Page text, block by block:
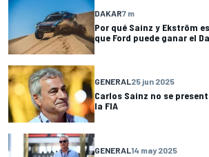
DAKAR7 m
Por qué Sainz y Ekström
que Ford puede ganar el
GENERAL25 jun 2025
Carlos Sainz no se
la FIA
GENERAL 14 may 2025